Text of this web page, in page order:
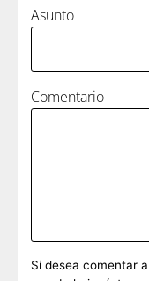
Asunto
Comentario
Si desea comentar